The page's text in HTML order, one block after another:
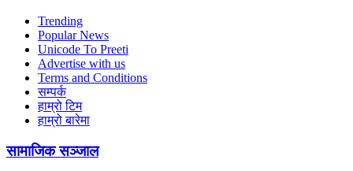
Trending
Popular News
Unicode To Preeti
Advertise with us
Terms and Conditions
सम्पर्क
हाम्रो टिम
हाम्रो बारेमा
सामाजिक सञ्जाल